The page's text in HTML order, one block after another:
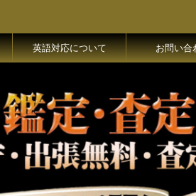
英語対応について お問い合